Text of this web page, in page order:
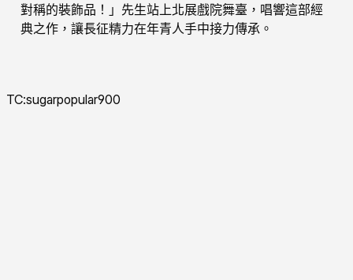
對稱的裝飾品！」先生站上北展戲院舞臺，唱響這部經
典之作，讓長征精力在年青人手中接力傳承。
TC:sugarpopular900